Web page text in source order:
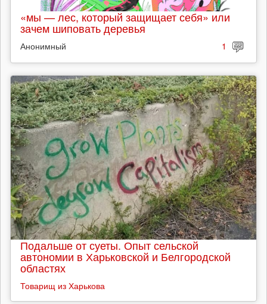
«мы — лес, который защищает себя» или
зачем шиповать деревья
Анонимный 1
Подальше от суеты. Опыт сельской
автономии в Харьковской и Белгородской
областях
Товарищ из Харькова